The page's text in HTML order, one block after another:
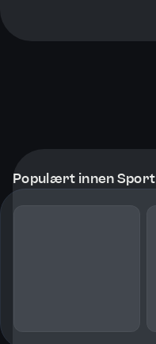
Populært innen Sport